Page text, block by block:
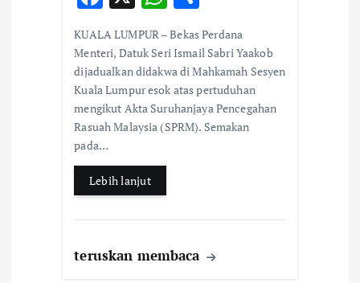
ac
e
b
o
o
k
h
at
s
A
p
h
ar
e
KUALA LUMPUR – Bekas Perdana
Menteri, Datuk Seri Ismail Sabri Yaakob
dijadualkan didakwa di Mahkamah Sesyen
Kuala Lumpur esok atas pertuduhan
mengikut Akta Suruhanjaya Pencegahan
Rasuah Malaysia (SPRM). Semakan
pada…
Lebih lanjut
teruskan membaca